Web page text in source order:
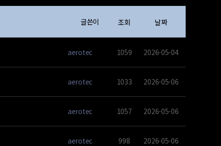
글쓴이 조회 날짜
aerotec 1059 2026-05-04
aerotec 1033 2026-05-06
aerotec 1057 2026-05-06
aerotec 998 2026-05-06